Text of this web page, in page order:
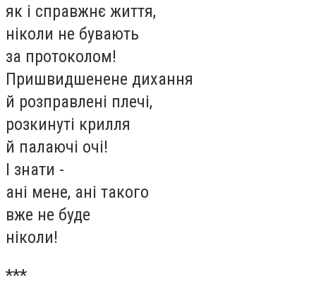
як і справжнє життя,
ніколи не бувають
за протоколом!
Пришвидшенене дихання
й розправлені плечі,
розкинуті крилля
й палаючі очі!
І знати -
ані мене, ані такого
вже не буде
ніколи!
***